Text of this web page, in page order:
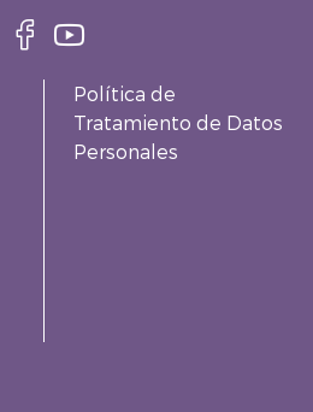
Política de
Tratamiento de Datos
Personales